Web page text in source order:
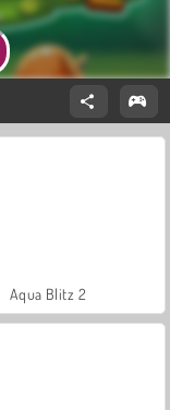
Aqua Blitz 2